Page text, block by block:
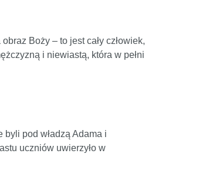
Boży – to jest cały człowiek,
i niewiastą, która w pełni
pod władzą Adama i
uczniów uwierzyło w